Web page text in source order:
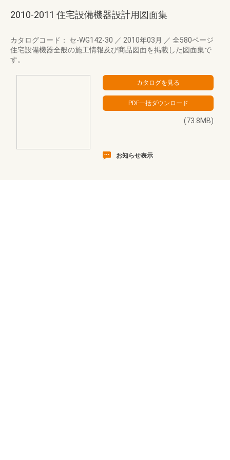
2010-2011 住宅設備機器設計用図面集
カタログコード： セ-WG142-30 ／ 2010年03月 ／ 全580ページ
住宅設備機器全般の施工情報及び商品図面を掲載した図面集で
す。
(73.8MB)
お知らせ表示